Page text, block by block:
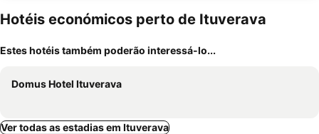
Hotéis económicos perto de Ituverava
Estes hotéis também poderão interessá-lo...
Domus Hotel Ituverava
Ver todas as estadias em Ituverava